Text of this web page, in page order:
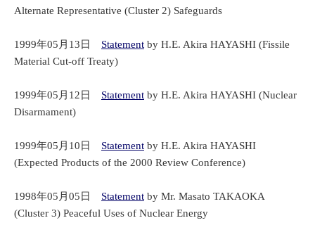
Alternate Representative (Cluster 2) Safeguards
1999年05月13日 Statement by H.E. Akira HAYASHI (Fissile
Material Cut-off Treaty)
1999年05月12日 Statement by H.E. Akira HAYASHI (Nuclear
Disarmament)
1999年05月10日 Statement by H.E. Akira HAYASHI
(Expected Products of the 2000 Review Conference)
1998年05月05日 Statement by Mr. Masato TAKAOKA
(Cluster 3) Peaceful Uses of Nuclear Energy